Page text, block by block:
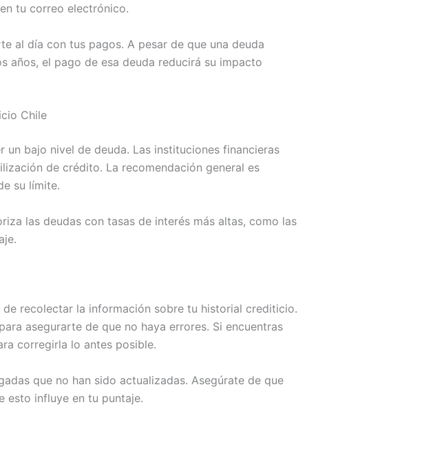
tu correo electrónico.
al día con tus pagos. A pesar de que una deuda
años, el pago de esa deuda reducirá su impacto
Chile
bajo nivel de deuda. Las instituciones financieras
de crédito. La recomendación general es
su límite.
las deudas con tasas de interés más altas, como las
recolectar la información sobre tu historial crediticio.
asegurarte de que no haya errores. Si encuentras
corregirla lo antes posible.
que no han sido actualizadas. Asegúrate de que
esto influye en tu puntaje.